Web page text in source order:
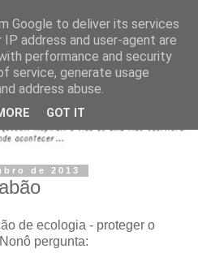
de 2013
de ecologia - proteger o
pergunta:
Google to deliver its services
address and user-agent are
performance and security
service, generate usage
address abuse.
GOT IT